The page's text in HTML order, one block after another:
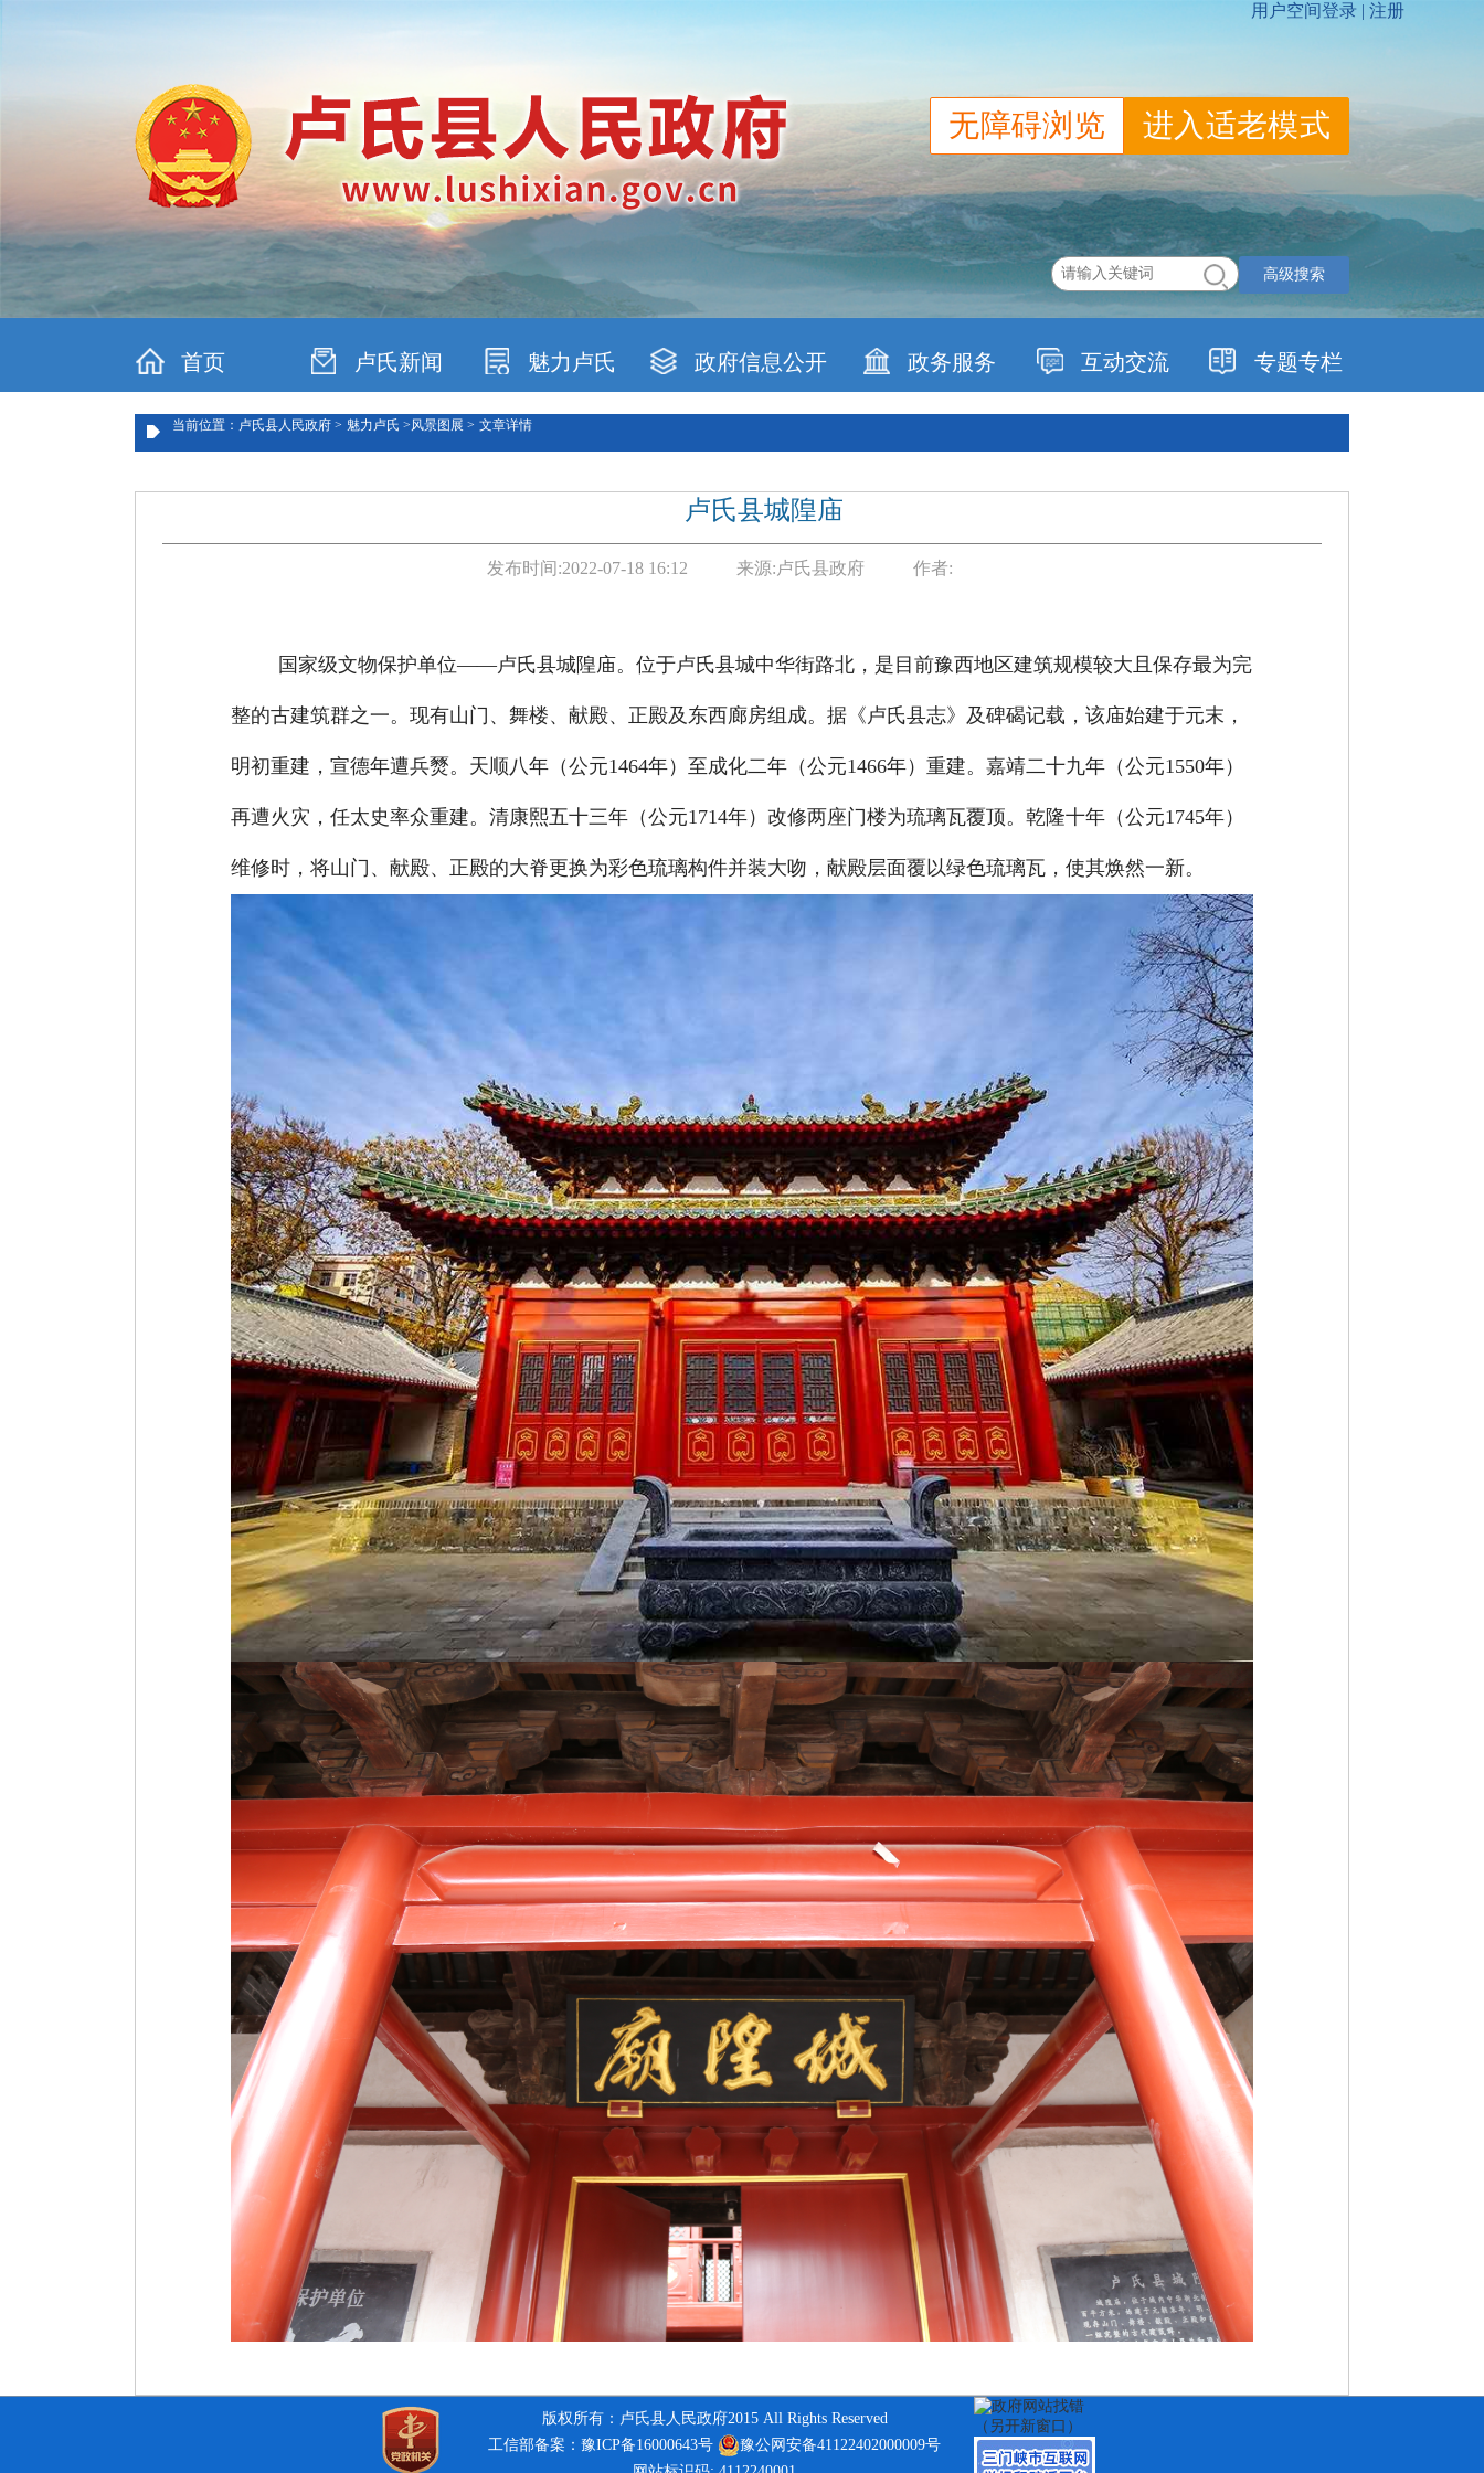
无障碍浏览 进入适老模式
高级搜索
首页 卢氏新闻 魅力卢氏 政府信息公开 政务服务 互动交流 专题专栏
当前位置：卢氏县人民政府 > 魅力卢氏 >风景图展 > 文章详情
卢氏县城隍庙
发布时间:2022-07-18 16:12 来源:卢氏县政府 作者:
国家级文物保护单位——卢氏县城隍庙。位于卢氏县城中华街路北，是目前豫西地区建筑规模较大且保存最为完
整的古建筑群之一。现有山门、舞楼、献殿、正殿及东西廊房组成。据《卢氏县志》及碑碣记载，该庙始建于元末，
明初重建，宣德年遭兵燹。天顺八年（公元1464年）至成化二年（公元1466年）重建。嘉靖二十九年（公元1550年）
再遭火灾，任太史率众重建。清康熙五十三年（公元1714年）改修两座门楼为琉璃瓦覆顶。乾隆十年（公元1745年）
维修时，将山门、献殿、正殿的大脊更换为彩色琉璃构件并装大吻，献殿层面覆以绿色琉璃瓦，使其焕然一新。
版权所有：卢氏县人民政府2015 All Rights Reserved
工信部备案：豫ICP备16000643号
豫公网安备41122402000009号